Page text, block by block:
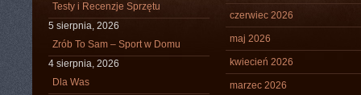
Testy i Recenzje Sprzętu
5 sierpnia, 2026
Zrób To Sam – Sport w Domu
4 sierpnia, 2026
Dla Was
czerwiec 2026
maj 2026
kwiecień 2026
marzec 2026